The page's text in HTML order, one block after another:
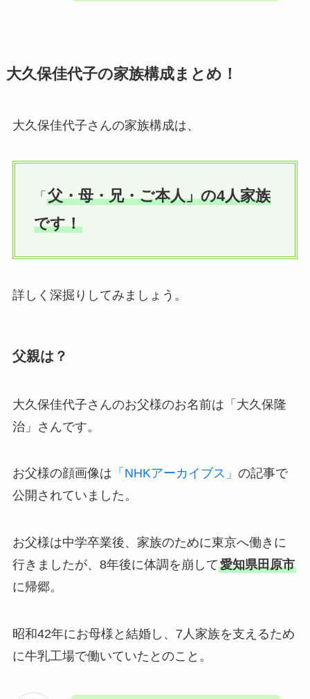
大久保佳代子の家族構成まとめ！
大久保佳代子さんの家族構成は、
「 父・母・兄・ご本人」の4人家族
です！
詳しく深掘りしてみましょう。
父親は？
大久保佳代子さんのお父様のお名前は「大久保隆
治」さんです。
お父様の顔画像は 「NHKアーカイブス」 の記事で
公開されていました。
お父様は中学卒業後、家族のために東京へ働きに
行きましたが、8年後に体調を崩して愛知県田原市
に帰郷。
昭和42年にお母様と結婚し、7人家族を支えるため
に牛乳工場で働いていたとのこと。